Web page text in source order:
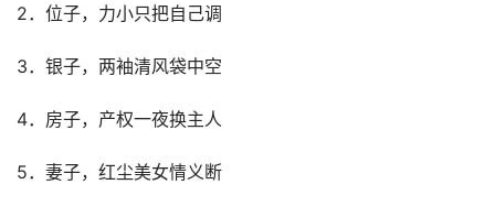
2．位子，力小只把自己调
3．银子，两袖清风袋中空
4．房子，产权一夜换主人
5．妻子，红尘美女情义断